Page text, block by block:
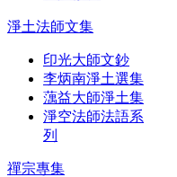
淨土法師文集
印光大師文鈔
李炳南淨土選集
蕅益大師淨土集
淨空法師法語系
列
禪宗專集